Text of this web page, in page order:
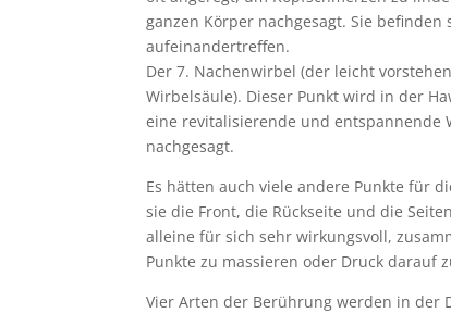
ganzen Körper nachgesagt. Sie
aufeinandertreffen.
Der 7. Nachenwirbel (der leicht
Wirbelsäule). Dieser Punkt wird in der
eine revitalisierende und entspannende
nachgesagt.
Es hätten auch viele andere Punkte für
sie die Front, die Rückseite und die
alleine für sich sehr wirkungsvoll,
Punkte zu massieren oder Druck darauf
Vier Arten der Berührung werden in der